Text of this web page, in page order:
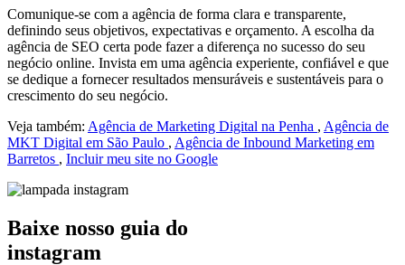
Comunique-se com a agência de forma clara e transparente,
definindo seus objetivos, expectativas e orçamento. A escolha da
agência de SEO certa pode fazer a diferença no sucesso do seu
negócio online. Invista em uma agência experiente, confiável e que
se dedique a fornecer resultados mensuráveis e sustentáveis para o
crescimento do seu negócio.
Veja também: Agência de Marketing Digital na Penha , Agência de
MKT Digital em São Paulo , Agência de Inbound Marketing em
Barretos , Incluir meu site no Google
Baixe nosso guia do
instagram